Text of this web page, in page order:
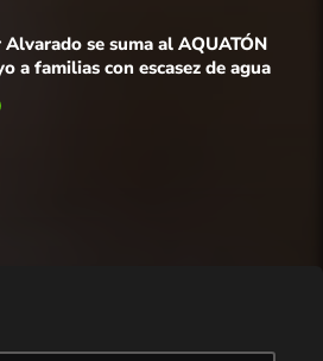
se suma al AQUATÓN
a familias con escasez de agua